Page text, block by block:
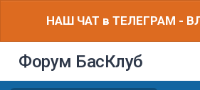
НАШ ЧАТ в ТЕЛЕГРАМ -
Форум БасКлуб